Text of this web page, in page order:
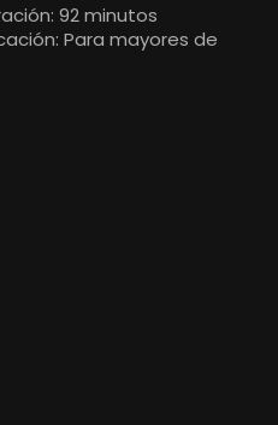
92 minutos
Para mayores de